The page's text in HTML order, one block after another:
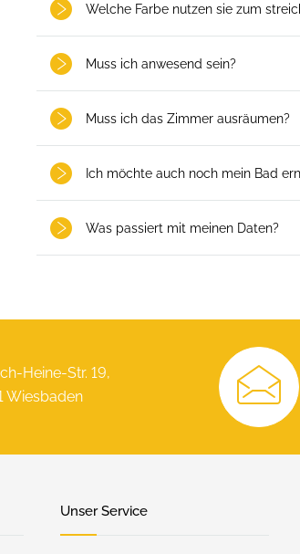
Welche Farbe nutzen sie zum
Muss ich anwesend sein?
Muss ich das Zimmer ausräumen?
Ich möchte auch noch mein Bad
Was passiert mit meinen Daten?
Heine-Str. 19,
Wiesbaden
Unser Service